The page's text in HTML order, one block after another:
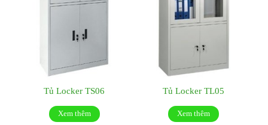
Tủ Locker TS06
Xem thêm
Tủ Locker TL05
Xem thêm